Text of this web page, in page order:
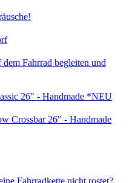
Fahrrad begleiten und
26" - Handmade *NEU
Crossbar 26" - Handmade